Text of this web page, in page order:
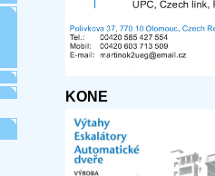
KONE